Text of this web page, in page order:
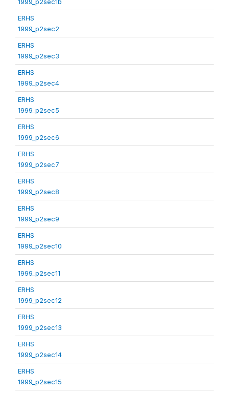
ERHS
1999_p2sec2
ERHS
1999_p2sec3
ERHS
1999_p2sec4
ERHS
1999_p2sec5
ERHS
1999_p2sec6
ERHS
1999_p2sec7
ERHS
1999_p2sec8
ERHS
1999_p2sec9
ERHS
1999_p2sec10
ERHS
1999_p2sec11
ERHS
1999_p2sec12
ERHS
1999_p2sec13
ERHS
1999_p2sec14
ERHS
1999_p2sec15